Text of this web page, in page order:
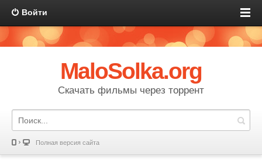
Войти
MaloSolka.org
Скачать фильмы через торрент
Полная версия сайта